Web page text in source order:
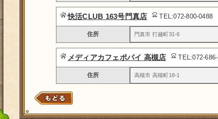
快活CLUB 163号門真店 TEL:072-800-0488
住所 門真市 打越町31-6
メディアカフェポパイ 高槻店 TEL:072-
住所 高槻市 高槻町18-1